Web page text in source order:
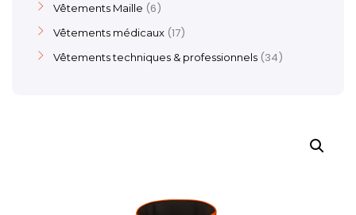
Vêtements Maille 6
Vêtements médicaux 17
Vêtements techniques & professionnels 34